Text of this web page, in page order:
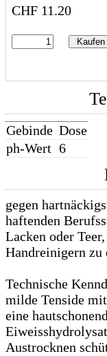
CHF 11.20
Kaufen
Gebinde Dose
ph-Wert 6
gegen
haftenden
Lacken oder
Handreinigern zu
Technische
milde Tenside
eine
Austrocknen